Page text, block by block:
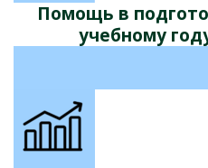
Помощь в
учебному